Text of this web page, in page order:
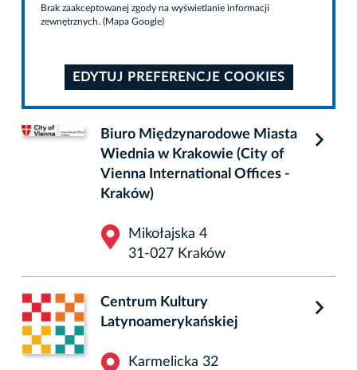
Brak zaakceptowanej zgody na wyświetlanie informacji
zewnętrznych. (Mapa Google)
EDYTUJ PREFERENCJE COOKIES
Biuro Międzynarodowe Miasta
Wiednia w Krakowie (City of
Vienna International Offices -
Kraków)
Mikołajska 4
31-027 Kraków
Centrum Kultury
Latynoamerykańskiej
Karmelicka 32